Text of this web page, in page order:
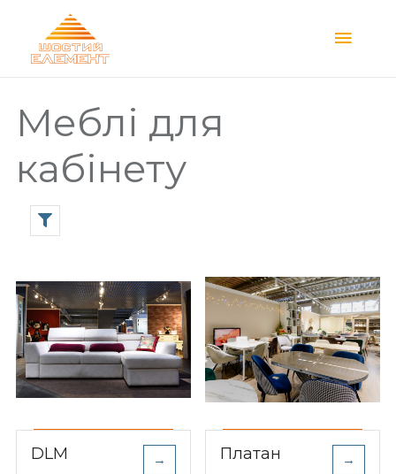
Main
Меблі для
кабінету
DLM → Платан →